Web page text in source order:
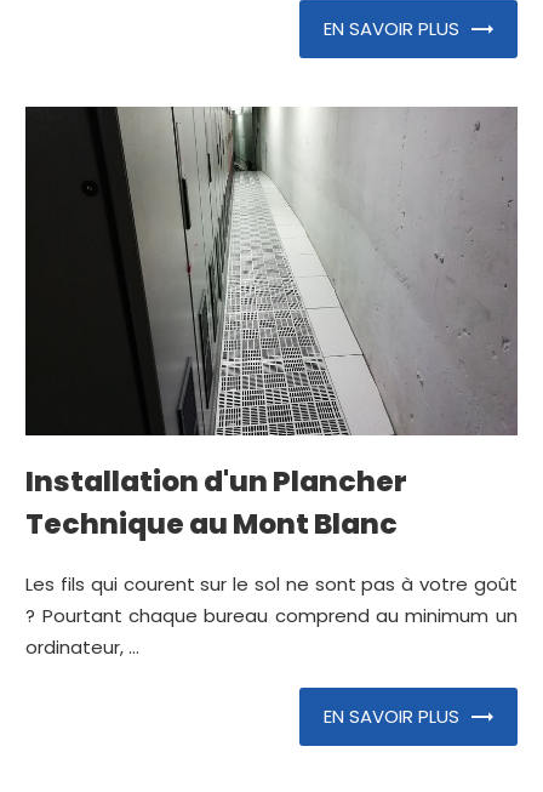
EN SAVOIR PLUS
Installation d'un Plancher
Technique au Mont Blanc
Les fils qui courent sur le sol ne sont pas à votre goût
? Pourtant chaque bureau comprend au minimum un
ordinateur, ...
EN SAVOIR PLUS